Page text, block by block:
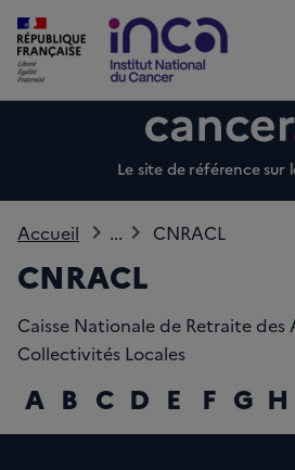
Le site de référence sur
Accueil ... CNRACL
CNRACL
Caisse Nationale de Retraite des
Collectivités Locales
A B C D E F G H